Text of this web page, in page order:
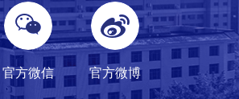
官方微信 官方微博